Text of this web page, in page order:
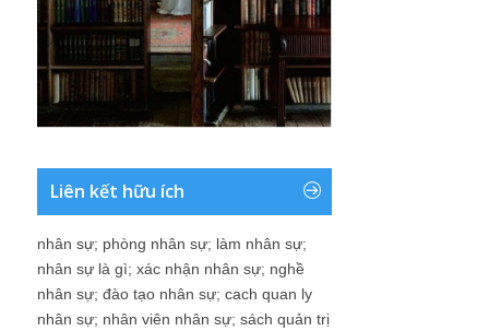
Liên kết hữu ích
nhân sự; phòng nhân sự; làm nhân sự;
nhân sự là gì; xác nhận nhân sự; nghề
nhân sự; đào tạo nhân sự; cach quan ly
nhân sự; nhân viên nhân sự; sách quản trị